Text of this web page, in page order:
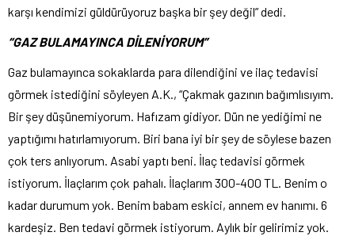
karşı kendimizi güldürüyoruz başka bir şey değil” dedi.
“GAZ BULAMAYINCA DİLENİYORUM”
Gaz bulamayınca sokaklarda para dilendiğini ve ilaç tedavisi
görmek istediğini söyleyen A.K., “Çakmak gazının bağımlısıyım.
Bir şey düşünemiyorum. Hafızam gidiyor. Dün ne yediğimi ne
yaptığımı hatırlamıyorum. Biri bana iyi bir şey de söylese bazen
çok ters anlıyorum. Asabi yaptı beni. İlaç tedavisi görmek
istiyorum. İlaçlarım çok pahalı. İlaçlarım 300-400 TL. Benim o
kadar durumum yok. Benim babam eskici, annem ev hanımı. 6
kardeşiz. Ben tedavi görmek istiyorum. Aylık bir gelirimiz yok.